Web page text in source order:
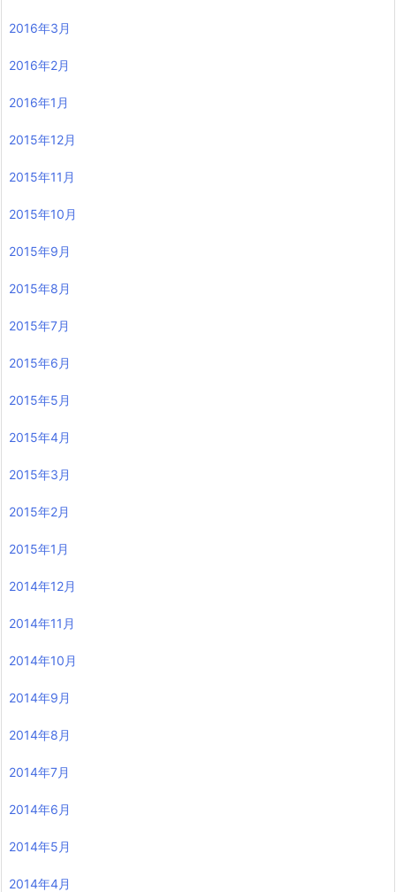
2016年3月
2016年2月
2016年1月
2015年12月
2015年11月
2015年10月
2015年9月
2015年8月
2015年7月
2015年6月
2015年5月
2015年4月
2015年3月
2015年2月
2015年1月
2014年12月
2014年11月
2014年10月
2014年9月
2014年8月
2014年7月
2014年6月
2014年5月
2014年4月